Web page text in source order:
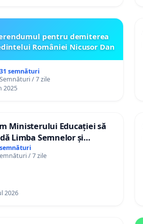
pentru demiterea
României Nicusor Dan
semnături
/ 7 zile
2025
Ministerului Educației să
Limba Semnelor și
Braille în școlile din
Moldova!
/ 7 zile
2026